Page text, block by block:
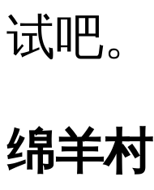
试吧。
绵羊